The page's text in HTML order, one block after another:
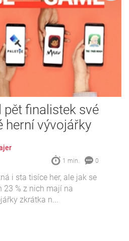
pět finalistek své
herní vývojářky
1 min. 0
i sta tisíce her, ale jak se
23 % z nich mají na
zkrátka n...